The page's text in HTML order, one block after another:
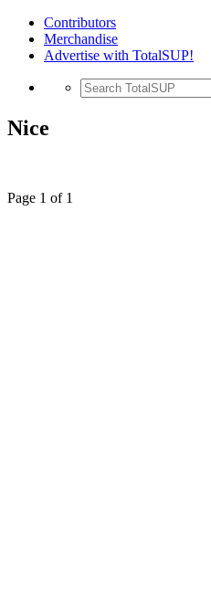
Contributors
Merchandise
Advertise with TotalSUP!
Nice
Page 1 of 1